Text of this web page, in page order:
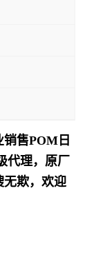
销售POM日
代理，原厂
无欺，欢迎